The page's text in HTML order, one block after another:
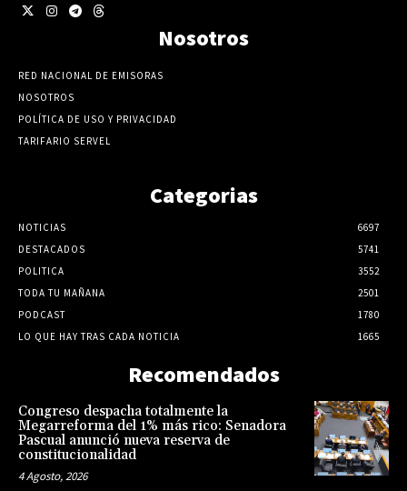
Nosotros
RED NACIONAL DE EMISORAS
NOSOTROS
POLÍTICA DE USO Y PRIVACIDAD
TARIFARIO SERVEL
Categorias
NOTICIAS
6697
DESTACADOS
5741
POLITICA
3552
TODA TU MAÑANA
2501
PODCAST
1780
LO QUE HAY TRAS CADA NOTICIA
1665
Recomendados
Congreso despacha totalmente la
Megarreforma del 1% más rico: Senadora
Pascual anunció nueva reserva de
constitucionalidad
4 Agosto, 2026